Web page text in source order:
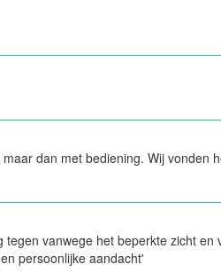
dan met bediening. Wij vonden
vanwege het beperkte zicht en
persoonlijke aandacht'